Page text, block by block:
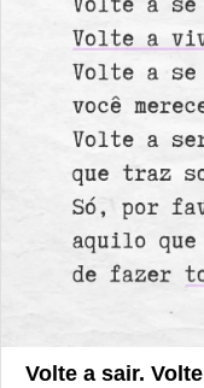
Volte a sair.